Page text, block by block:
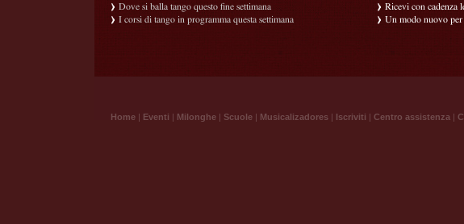
Dove si balla tango questo fine settimana
I corsi di tango in programma questa settimana
Ricevi con cadenza
Un modo nuovo
Home | Eventi | Milonghe | Scuole | Musicalizadores | Iscriviti | Centro assistenza |